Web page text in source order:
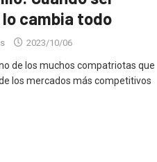
cambia todo
2023/10/06
de los muchos compatriotas que
los mercados más competitivos